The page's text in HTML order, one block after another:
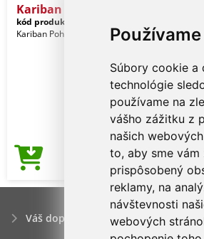
Súbory cookie a
technológie
používame na
vášho zážitku z
našich
to, aby sme
prispôsobený
reklamy, na
návštevnosti
webových
Kariban Men's Boxer Short
kód produktu:
Kariban Pohlavie: Muži
Váš dopyt